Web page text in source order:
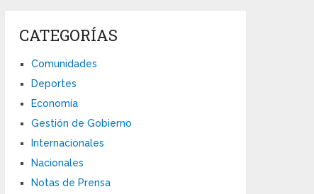
CATEGORÍAS
Comunidades
Deportes
Economía
Gestión de Gobierno
Internacionales
Nacionales
Notas de Prensa